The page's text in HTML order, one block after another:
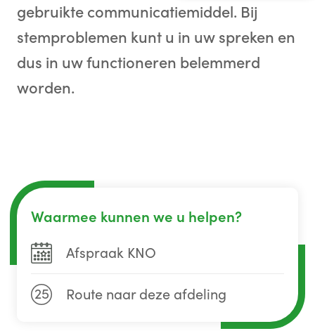
gebruikte communicatiemiddel. Bij
stemproblemen kunt u in uw spreken en
dus in uw functioneren belemmerd
worden.
Waarmee kunnen we u helpen?
Afspraak KNO
25 Route naar deze afdeling